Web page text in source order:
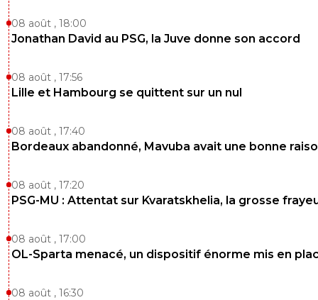
08 août , 18:00
Jonathan David au PSG, la Juve donne son accord
08 août , 17:56
Lille et Hambourg se quittent sur un nul
08 août , 17:40
Bordeaux abandonné, Mavuba avait une bonne
08 août , 17:20
PSG-MU : Attentat sur Kvaratskhelia, la grosse
08 août , 17:00
OL-Sparta menacé, un dispositif énorme mis en
08 août , 16:30